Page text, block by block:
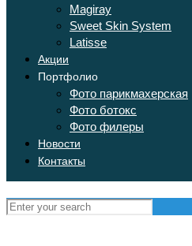
Magiray
Sweet Skin System
Latisse
Акции
Портфолио
Фото парикмахерская
Фото ботокс
Фото филеры
Новости
Контакты